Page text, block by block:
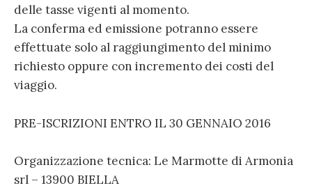
delle tasse vigenti al momento.
La conferma ed emissione potranno essere
effettuate solo al raggiungimento del minimo
richiesto oppure con incremento dei costi del
viaggio.
PRE-ISCRIZIONI ENTRO IL 30 GENNAIO 2016
Organizzazione tecnica: Le Marmotte di Armonia
srl – 13900 BIELLA